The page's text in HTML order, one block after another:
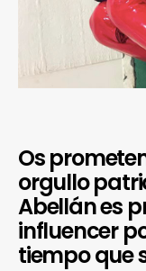
Os
orgullo
Abellán es
influencer
tiempo que